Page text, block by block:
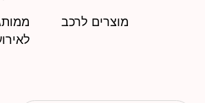
מוצרים לרכב